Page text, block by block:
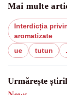
Mai multe
Interdicția
aromatizate
ue
tutun .
Urmărește